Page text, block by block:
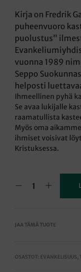
oli:
Kirja on Fredrik
puheenvuoro
puolustus”
vuonna 1989
Seppo
helposti
Ihmeellinen pyhä
Se avaa lukijalle
raamatullista
Myös oma
ihmiset voisivat
Kristuksessa.
JAA TÄMÄ TUOTE
OSASTOT: EVANKELISUUS,